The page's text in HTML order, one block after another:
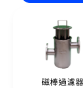
磁棒過濾器